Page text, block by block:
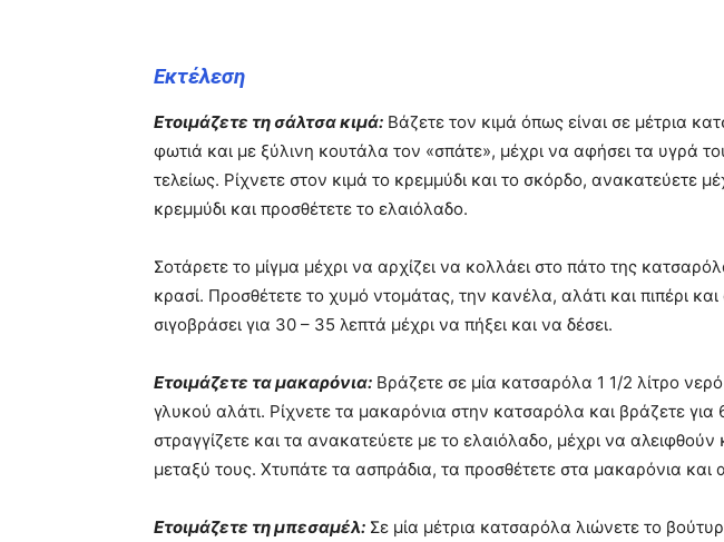
Εκτέλεση
Ετοιμάζετε τη σάλτσα κιμά: Βάζετε τον κιμά όπως είναι σε μέτρια
φωτιά και με ξύλινη κουτάλα τον «σπάτε», μέχρι να αφήσει τα υγρά
τελείως. Ρίχνετε στον κιμά το κρεμμύδι και το σκόρδο, ανακατεύετε
κρεμμύδι και προσθέτετε το ελαιόλαδο.
Σοτάρετε το μίγμα μέχρι να αρχίζει να κολλάει στο πάτο της
κρασί. Προσθέτετε το χυμό ντομάτας, την κανέλα, αλάτι και πιπέρι
σιγοβράσει για 30 – 35 λεπτά μέχρι να πήξει και να δέσει.
Ετοιμάζετε τα μακαρόνια: Βράζετε σε μία κατσαρόλα 1 1/2 λίτρο
γλυκού αλάτι. Ρίχνετε τα μακαρόνια στην κατσαρόλα και βράζετε για
στραγγίζετε και τα ανακατεύετε με το ελαιόλαδο, μέχρι να
μεταξύ τους. Χτυπάτε τα ασπράδια, τα προσθέτετε στα μακαρόνια και
Ετοιμάζετε τη μπεσαμέλ: Σε μία μέτρια κατσαρόλα λιώνετε το